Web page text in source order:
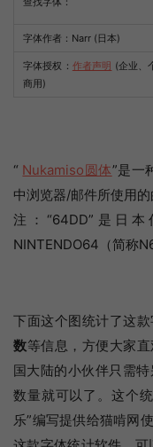
字体作者：Narr (日本)
字体授权： 作者声明 (企业、
商用)
“ Nukamiso圆体”是一
中浏览器/邮件所使用的
注：“64DD”是日
NINTENDO64（简称
下面这个图统计了这
数等信息，方便大家
国大陆的小伙伴只需
数量就可以了。这个
乐”编写提供给猫啃网